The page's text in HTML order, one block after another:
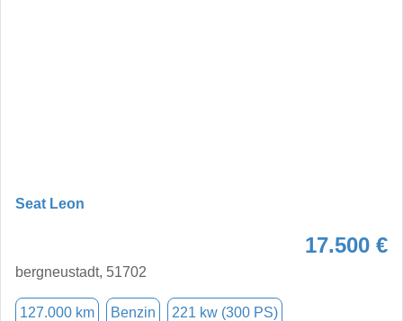
Seat Leon
17.500 €
bergneustadt, 51702
127.000 km Benzin 221 kw (300 PS)